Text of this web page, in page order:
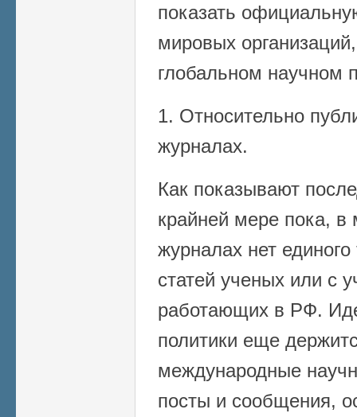
показать
мировых
глобальном научном
1. Относительно
журналах.
Как показывают
крайней мере пока,
журналах нет
статей ученых или с
работающих в РФ.
политики еще
международные
посты и сообщения,